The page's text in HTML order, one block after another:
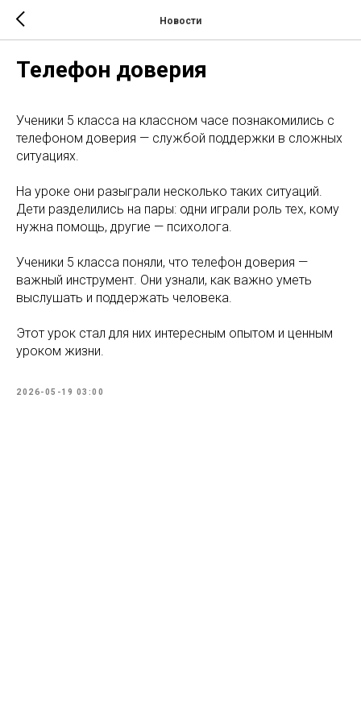
Новости
Телефон доверия
Ученики 5 класса на классном часе познакомились с
телефоном доверия — службой поддержки в сложных
ситуациях.
На уроке они разыграли несколько таких ситуаций.
Дети разделились на пары: одни играли роль тех, кому
нужна помощь, другие — психолога.
Ученики 5 класса поняли, что телефон доверия —
важный инструмент. Они узнали, как важно уметь
выслушать и поддержать человека.
Этот урок стал для них интересным опытом и ценным
уроком жизни.
2026-05-19 03:00